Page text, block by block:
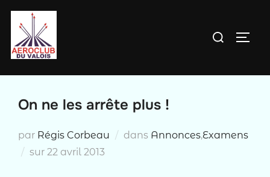
contenu
Rechercher :
On ne les arrête plus !
par Régis Corbeau dans Annonces,Examens
sur Publié
22 avril 2013